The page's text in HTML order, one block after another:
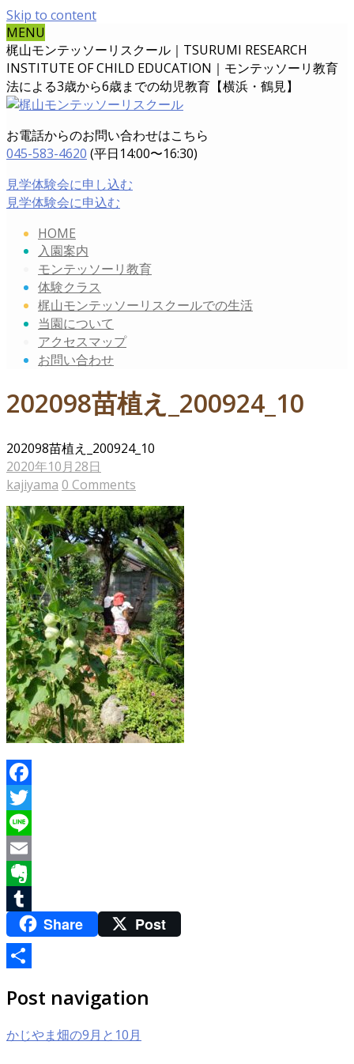
Skip to content
MENU
梶山モンテッソーリスクール｜TSURUMI RESEARCH
INSTITUTE OF CHILD EDUCATION｜ モンテッソーリ教育
法による3歳から6歳までの幼児教育【横浜・鶴見】
お電話からのお問い合わせはこちら
045-583-4620 (平日14:00〜16:30)
見学体験会に申し込む
見学体験会に申込む
HOME
入園案内
モンテッソーリ教育
体験クラス
梶山モンテッソーリスクールでの生活
当園について
アクセスマップ
お問い合わせ
202098苗植え_200924_10
202098苗植え_200924_10
2020年10月28日
kajiyama 0 Comments
Facebook
Twitter
Line
Email
Evernote
TumblrShare Post
有
Post navigation
かじやま畑の9月と10月